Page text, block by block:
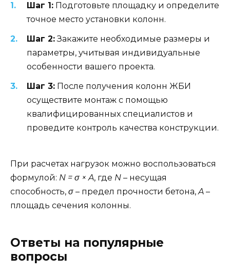
Шаг 1: Подготовьте площадку и определите
точное место установки колонн.
Шаг 2:Закажите необходимые размеры и
параметры, учитывая индивидуальные
особенности вашего проекта.
Шаг 3: После получения колонн ЖБИ
осуществите монтаж с помощью
квалифицированных специалистов и
проведите контроль качества конструкции.
При расчетах нагрузок можно воспользоваться
формулой: N = σ × A, где N – несущая
способность, σ – предел прочности бетона,A –
площадь сечения колонны.
Ответы на популярные
вопросы